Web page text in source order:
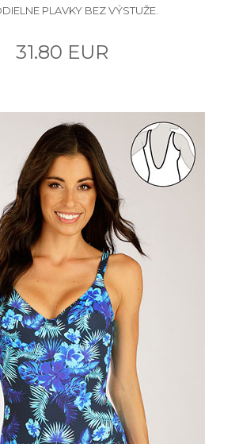
PLAVKY BEZ VÝSTUŽE.
31.80 EUR